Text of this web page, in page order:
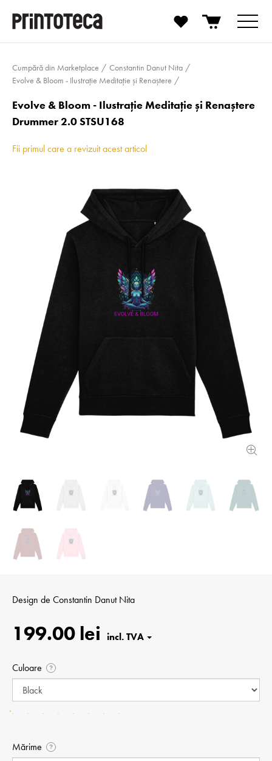
Cumpără din Marketplace
Constantin Danut Nita
Evolve & Bloom - Ilustrație Meditație și Renaștere
Evolve & Bloom - Ilustrație Meditație și Renaștere
Drummer 2.0 STSU168
Fii primul care a revizuit acest articol
Design de Constantin Danut Nita
199.00 lei
Culoare ?
Mărime ?